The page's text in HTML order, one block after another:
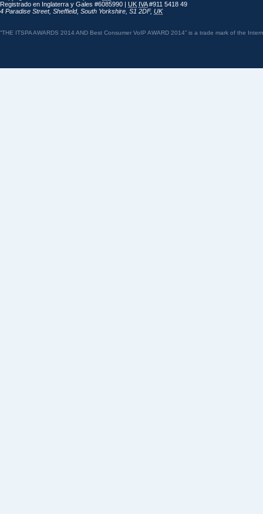
Registrado en Inglaterra y Gales #6085990 | UK IVA#911 5418 49
4 Paradise Street, Sheffield, South Yorkshire S1 2DF, UK
“THE ITSPA AWARDS 2014 AND Best Consumer VoIP AWARD 2014” is a trade mark of the